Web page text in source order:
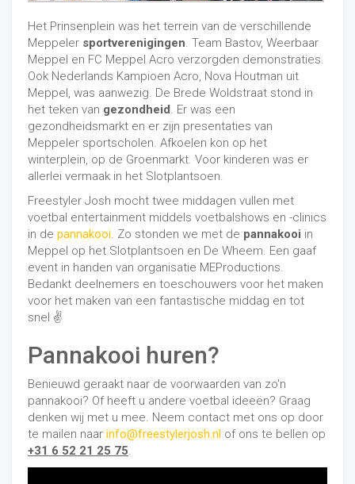
Het Prinsenplein was het terrein van de verschillende
Meppeler sportverenigingen. Team Bastov, Weerbaar
Meppel en FC Meppel Acro verzorgden demonstraties.
Ook Nederlands Kampioen Acro, Nova Houtman uit
Meppel, was aanwezig. De Brede Woldstraat stond in
het teken van gezondheid. Er was een
gezondheidsmarkt en er zijn presentaties van
Meppeler sportscholen. Afkoelen kon op het
winterplein, op de Groenmarkt. Voor kinderen was er
allerlei vermaak in het Slotplantsoen.
Freestyler Josh mocht twee middagen vullen met
voetbal entertainment middels voetbalshows en -clinics
in de pannakooi. Zo stonden we met de pannakooi in
Meppel op het Slotplantsoen en De Wheem. Een gaaf
event in handen van organisatie MEProductions.
Bedankt deelnemers en toeschouwers voor het maken
voor het maken van een fantastische middag en tot
snel ✌️
Pannakooi huren?
Benieuwd geraakt naar de voorwaarden van zo'n
pannakooi? Of heeft u andere voetbal ideeën? Graag
denken wij met u mee. Neem contact met ons op door
te mailen naar info@freestylerjosh.nl of ons te bellen op
+31 6 52 21 25 75.